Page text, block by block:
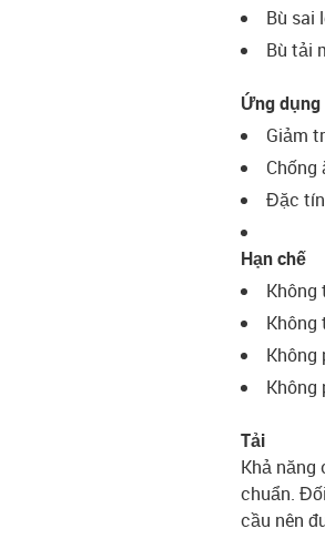
Bù sai
Bù tải
Ứng dụng
Giảm
Chống
Đặc
Hạn chế
Không
Tải
Khả
chuẩn.
cầu nên